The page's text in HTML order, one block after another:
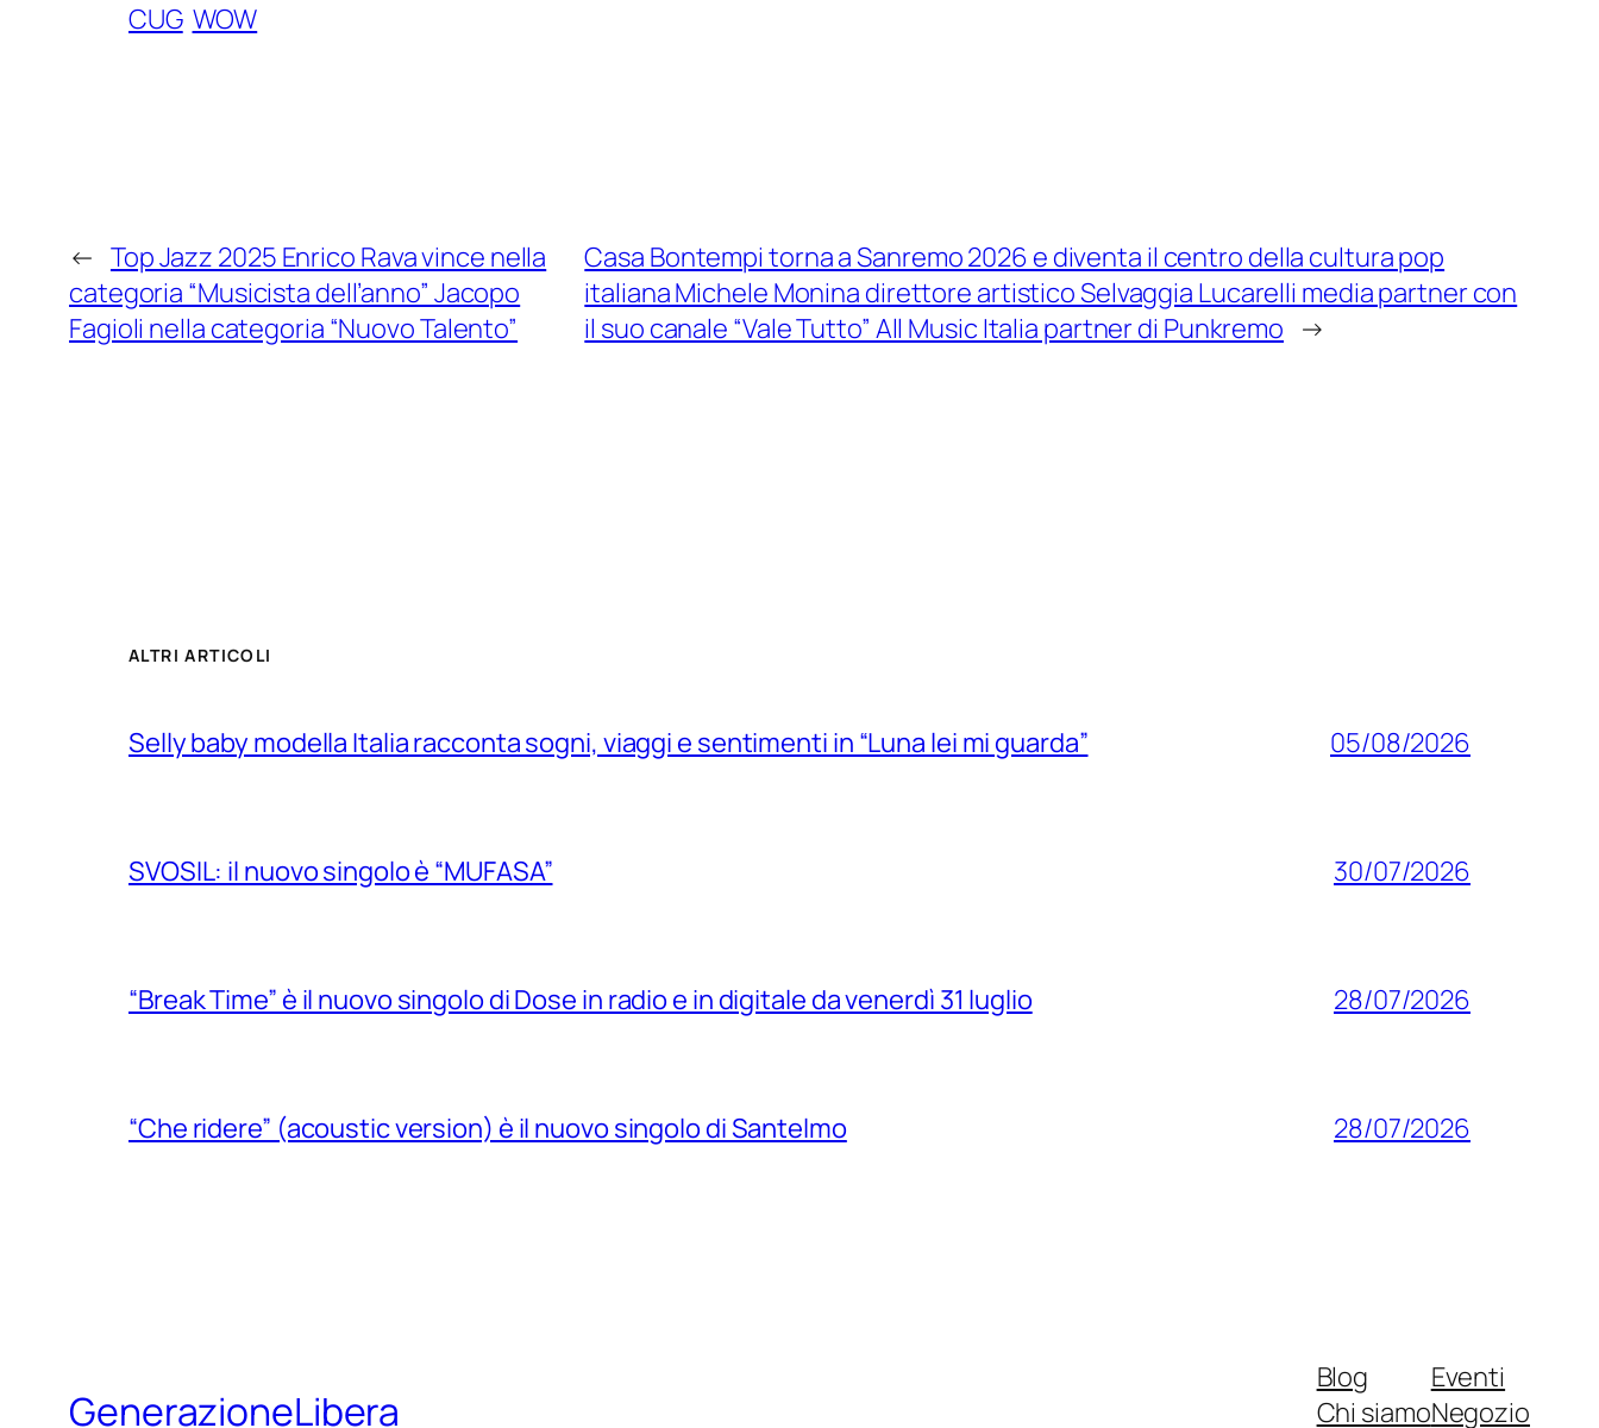
CUG WOW
← Top Jazz 2025 Enrico Rava vince nella
categoria “Musicista dell’anno” Jacopo
Fagioli nella categoria “Nuovo Talento”
Casa Bontempi torna a Sanremo 2026 e diventa il centro della cultura pop
italiana Michele Monina direttore artistico Selvaggia Lucarelli media partner con
il suo canale “Vale Tutto” All Music Italia partner di Punkremo →
ALTRI ARTICOLI
Selly baby modella Italia racconta sogni, viaggi e sentimenti in “Luna lei mi guarda” 05/08/2026
SVOSIL: il nuovo singolo è “MUFASA” 30/07/2026
“Break Time” è il nuovo singolo di Dose in radio e in digitale da venerdì 31 luglio 28/07/2026
“Che ridere” (acoustic version) è il nuovo singolo di Santelmo 28/07/2026
GenerazioneLibera
Blog
Chi siamo
Eventi
Negozio